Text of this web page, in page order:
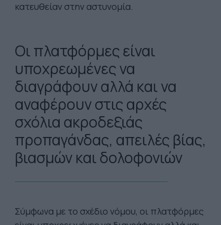
κατευθείαν στην αστυνομία.
Oι πλατφόρμες είναι
υποχρεωμένες να
διαγράφουν αλλά και να
αναφέρουν στις αρχές
σχόλια ακροδεξιάς
προπαγάνδας, απειλές βίας,
βιασμών και δολοφονιών
Σύμφωνα με το σχέδιο νόμου, οι πλατφόρμες